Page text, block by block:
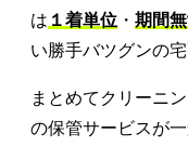
は １着単位 ・ 期間
い勝手バツグンの
まとめてクリーニ
の保管サービスが一